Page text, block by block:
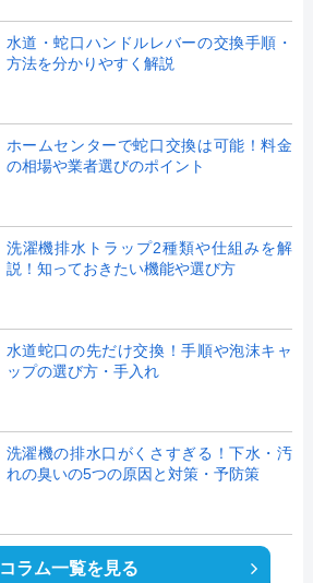
水道・蛇口ハンドルレバーの交換手順・
方法を分かりやすく解説
ホームセンターで蛇口交換は可能！料金
の相場や業者選びのポイント
洗濯機排水トラップ2種類や仕組みを解
説！知っておきたい機能や選び方
水道蛇口の先だけ交換！手順や泡沫キャ
ップの選び方・手入れ
洗濯機の排水口がくさすぎる！下水・汚
れの臭いの5つの原因と対策・予防策
コラム一覧を見る